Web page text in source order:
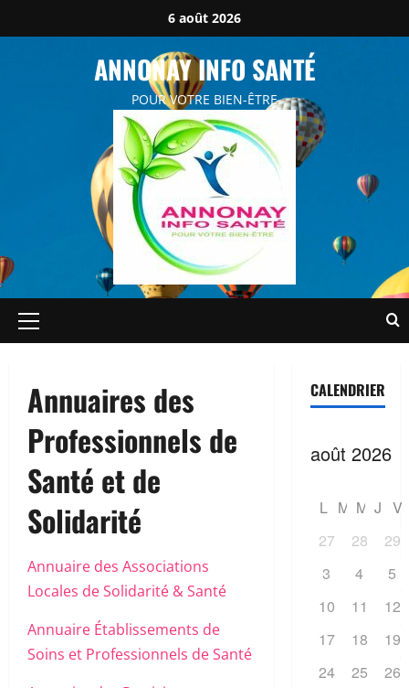
au
6 août 2026
ANNONAY INFO SANTÉ
POUR VOTRE BIEN-ÊTRE
Menu
Annuaires des
Professionnels de
Santé et de
Solidarité
Annuaire des Associations
Locales de Solidarité & Santé
Annuaire Établissements de
Soins et Professionnels de Santé
CALENDRIER
L M M J V
27
28
29
3
4
5
10
11
12
17
18
19
24
25
26